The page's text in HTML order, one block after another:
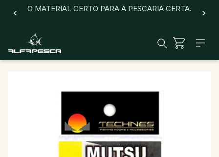
O MATERIAL CERTO PARA A PESCARIA CERTA.